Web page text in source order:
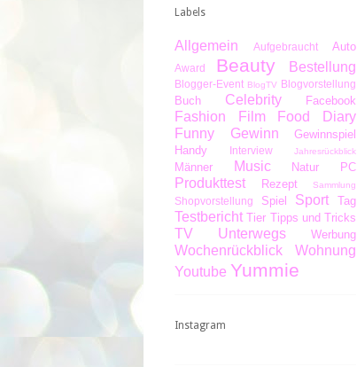
Labels
Allgemein Aufgebraucht Auto
Award Beauty Bestellung
Blogger-Event BlogTV Blogvorstellung
Buch Celebrity Facebook
Fashion Film
Food Diary
Funny
Gewinn
Gewinnspiel
Handy
Interview Jahresrückblick
Männer Music Natur PC
Produkttest Rezept Sammlung
Shopvorstellung Spiel Sport Tag
Testbericht Tier Tipps und Tricks
TV Unterwegs Werbung
Wochenrückblick
Wohnung
Youtube Yummie
Instagram